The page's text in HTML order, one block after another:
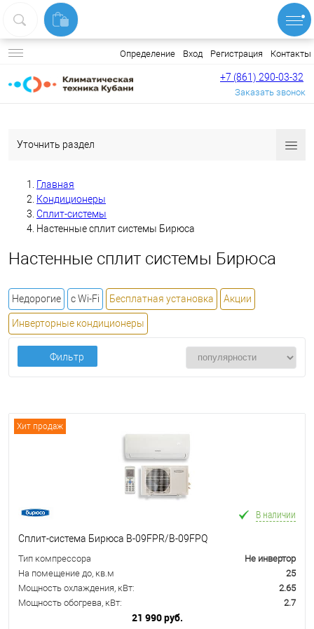
Определение Вход Регистрация Контакты
+7 (861) 290-03-32
Заказать звонок
Уточнить раздел
Главная
Кондиционеры
Сплит-системы
Настенные сплит системы Бирюса
Настенные сплит системы Бирюса
Недорогие с Wi-Fi Бесплатная установка Акции
Инверторные кондиционеры
Фильтр
Хит продаж
В наличии
Сплит-система Бирюса B-09FPR/B-09FPQ
Тип компрессора
Не инвертор
На помещение до, кв.м
25
Мощность охлаждения, кВт:
2.65
Мощность обогрева, кВт:
2.7
21 990 руб.